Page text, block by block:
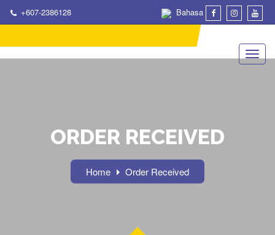
+607-2386128 Bahasa
ORDER RECEIVED
Home Order Received